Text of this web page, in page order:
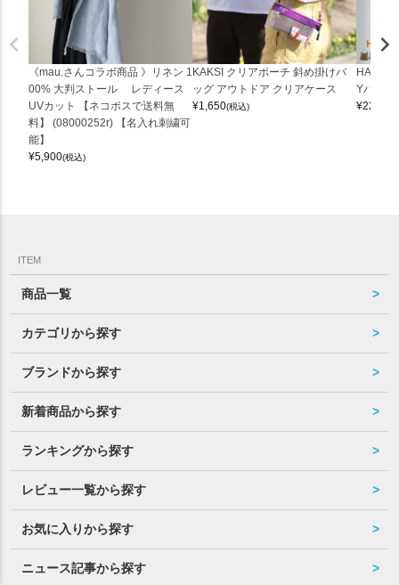
《mau.さんコラボ商品 》リネン 1
00% 大判ストール レディース
UVカット 【ネコポスで送料無
料】 (08000252r) 【名入れ刺繍可
能】
¥5,900(税込)
KAKSI クリアポーチ 斜め掛けバ
ッグ アウトドア クリアケース
¥1,650(税込)
Yバッグ
¥22,000
ITEM
商品一覧
カテゴリから探す
ブランドから探す
新着商品から探す
ランキングから探す
レビュー一覧から探す
お気に入りから探す
ニュース記事から探す